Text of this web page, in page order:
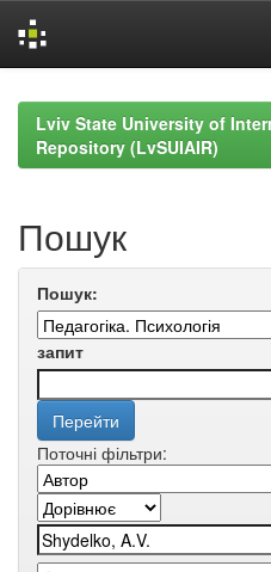
navigationLviv State University of
Repository (LvSUIAIR)
Пошук
Пошук:
запит
Поточні фільтри: